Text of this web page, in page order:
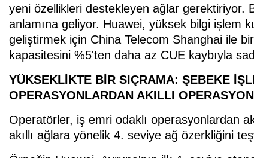
yeni özellikleri destekleyen ağlar gerektiriyor.
anlamına geliyor. Huawei, yüksek bilgi işlem
geliştirmek için China Telecom Shanghai ile
kapasitesini %5'ten daha az CUE kaybıyla
YÜKSEKLİKTE BİR SIÇRAMA: ŞEBEKE
OPERASYONLARDAN AKILLI
Operatörler, iş emri odaklı operasyonlardan
akıllı ağlara yönelik 4. seviye ağ özerkliğini